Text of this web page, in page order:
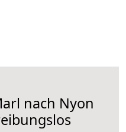
nach Nyon